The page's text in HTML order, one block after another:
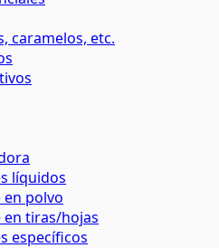
caramelos, etc.
líquidos
polvo
tiras/hojas
específicos